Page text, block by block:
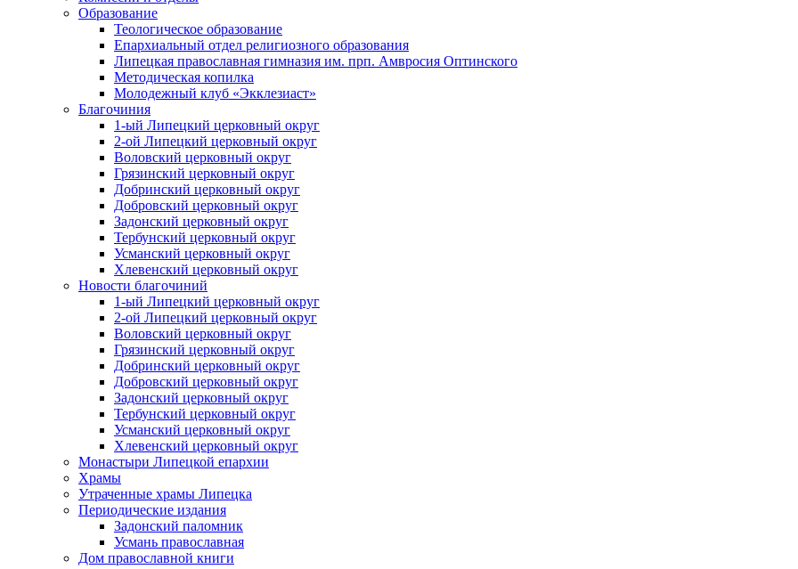
Образование
Теологическое образование
Епархиальный отдел религиозного образования
Липецкая православная гимназия им. прп. Амвросия Оптинского
Методическая копилка
Молодежный клуб «Экклезиаст»
Благочиния
1-ый Липецкий церковный округ
2-ой Липецкий церковный округ
Воловский церковный округ
Грязинский церковный округ
Добринский церковный округ
Добровский церковный округ
Задонский церковный округ
Тербунский церковный округ
Усманский церковный округ
Хлевенский церковный округ
Новости благочиний
1-ый Липецкий церковный округ
2-ой Липецкий церковный округ
Воловский церковный округ
Грязинский церковный округ
Добринский церковный округ
Добровский церковный округ
Задонский церковный округ
Тербунский церковный округ
Усманский церковный округ
Хлевенский церковный округ
Монастыри Липецкой епархии
Храмы
Утраченные храмы Липецка
Периодические издания
Задонский паломник
Усмань православная
Дом православной книги